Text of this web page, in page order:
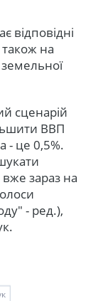
відповідні
на
земельної
сценарій
ВВП
- це 0,5%.
зараз на
- ред.),